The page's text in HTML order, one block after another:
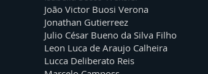
João Victor Buosi Verona
Jonathan Gutierreez
Julio César Bueno da Silva Filho
Leon Luca de Araujo Calheira
Lucca Deliberato Reis